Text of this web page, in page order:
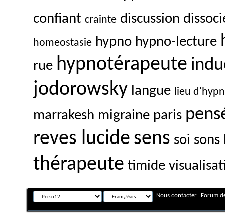
confiant crainte discussion
homeostasie hypno hypno-lecture
rue hypnotérapeute
jodorowsky langue lieu
marrakesh migraine paris
reves lucide sens soi sons
thérapeute timide
Nous contacter Forum